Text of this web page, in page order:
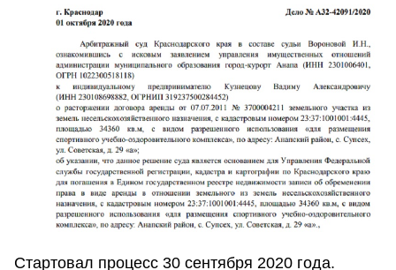
Стартовал процесс 30 сентября 2020 года.